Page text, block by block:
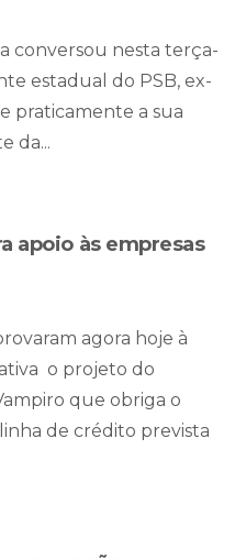
conversou nesta terça-
estadual do PSB, ex-
praticamente a sua
da...
apoio às empresas
agora hoje à
o projeto do
que obriga o
de crédito prevista